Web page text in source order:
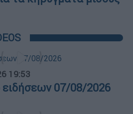
19:53
ειδήσεων 07/08/2026